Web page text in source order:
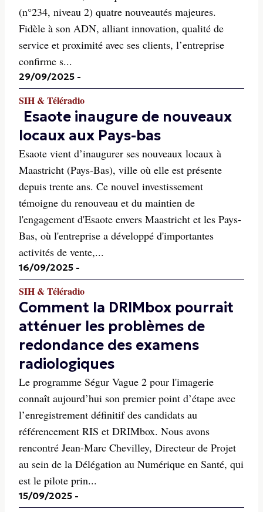
(n°234, niveau 2) quatre nouveautés majeures.
Fidèle à son ADN, alliant innovation, qualité de
service et proximité avec ses clients, l’entreprise
confirme s...
29/09/2025 -
SIH & Téléradio
Esaote inaugure de nouveaux
locaux aux Pays-bas
Esaote vient d’inaugurer ses nouveaux locaux à
Maastricht (Pays-Bas), ville où elle est présente
depuis trente ans. Ce nouvel investissement
témoigne du renouveau et du maintien de
l'engagement d'Esaote envers Maastricht et les Pays-
Bas, où l'entreprise a développé d'importantes
activités de vente,...
16/09/2025 -
SIH & Téléradio
Comment la DRIMbox pourrait
atténuer les problèmes de
redondance des examens
radiologiques
Le programme Ségur Vague 2 pour l'imagerie
connaît aujourd’hui son premier point d’étape avec
l’enregistrement définitif des candidats au
référencement RIS et DRIMbox. Nous avons
rencontré Jean-Marc Chevilley, Directeur de Projet
au sein de la Délégation au Numérique en Santé, qui
est le pilote prin...
15/09/2025 -